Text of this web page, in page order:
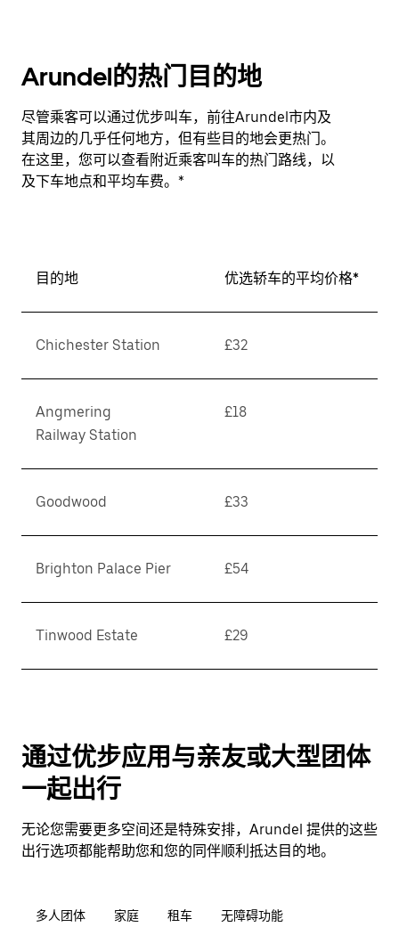
Arundel的热门目的地
尽管乘客可以通过优步叫车，前往Arundel市内及
其周边的几乎任何地方，但有些目的地会更热门。
在这里，您可以查看附近乘客叫车的热门路线，以
及下车地点和平均车费。*
目的地 优选轿车的平均价格*
Chichester Station £32
Angmering
Railway Station
£18
Goodwood £33
Brighton Palace Pier £54
Tinwood Estate £29
通过优步应用与亲友或大型团体
一起出行
无论您需要更多空间还是特殊安排，Arundel 提供的这些
出行选项都能帮助您和您的同伴顺利抵达目的地。
多人团体 家庭 租车 无障碍功能